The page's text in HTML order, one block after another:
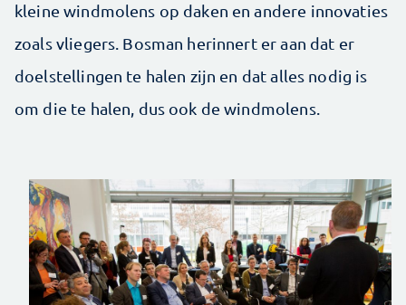
kleine windmolens op daken en andere innovaties
zoals vliegers. Bosman herinnert er aan dat er
doelstellingen te halen zijn en dat alles nodig is
om die te halen, dus ook de windmolens.